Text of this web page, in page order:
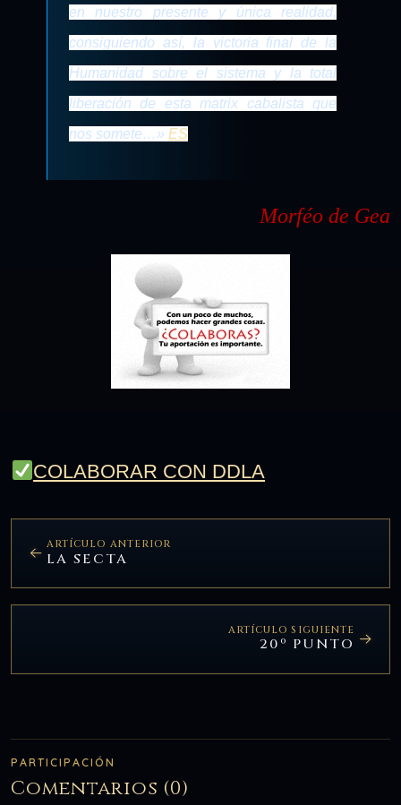
en nuestro presente y única realidad,
consiguiendo así, la victoria final de la
Humanidad sobre el sistema y la total
liberación de esta matrix cabalista que
nos somete…» ES
Morféo de Gea
COLABORAR CON DDLA
ARTÍCULO ANTERIOR
LA SECTA
ARTÍCULO SIGUIENTE
20º PUNTO
PARTICIPACIÓN
Comentarios (0)